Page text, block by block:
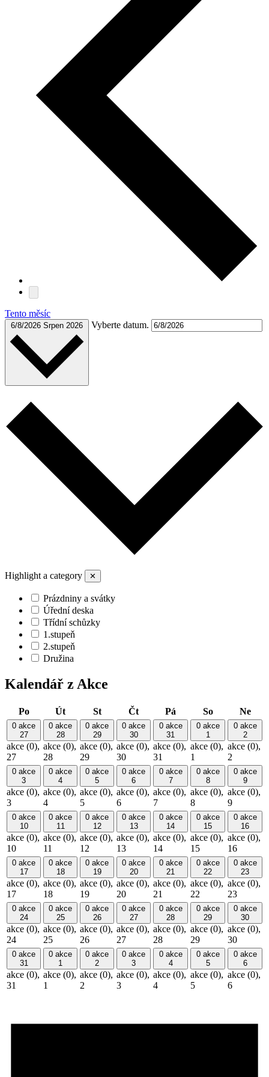
Tento měsíc
6/8/2026 Srpen 2026 Vyberte datum.
Highlight a category ✕
Prázdniny a svátky
Úřední deska
Třídní schůzky
1.stupeň
2.stupeň
Družina
Kalendář z Akce
PoPondělíÚtÚterý StStředa ČtČtvrtekPá SoSobotaNe
0 akce
27
akce (0),
27
0 akce
28
akce (0),
28
0 akce
29
akce (0),
29
0 akce
30
akce (0),
30
0 akce
31
akce (0),
31
0 akce
1
akce (0),
1
0 akce
2
akce (0),
2
0 akce
3
akce (0),
3
0 akce
4
akce (0),
4
0 akce
5
akce (0),
5
0 akce
6
akce (0),
6
0 akce
7
akce (0),
7
0 akce
8
akce (0),
8
0 akce
9
akce (0),
9
0 akce
10
akce (0),
10
0 akce
11
akce (0),
11
0 akce
12
akce (0),
12
0 akce
13
akce (0),
13
0 akce
14
akce (0),
14
0 akce
15
akce (0),
15
0 akce
16
akce (0),
16
0 akce
17
akce (0),
17
0 akce
18
akce (0),
18
0 akce
19
akce (0),
19
0 akce
20
akce (0),
20
0 akce
21
akce (0),
21
0 akce
22
akce (0),
22
0 akce
23
akce (0),
23
0 akce
24
akce (0),
24
0 akce
25
akce (0),
25
0 akce
26
akce (0),
26
0 akce
27
akce (0),
27
0 akce
28
akce (0),
28
0 akce
29
akce (0),
29
0 akce
30
akce (0),
30
0 akce
31
akce (0),
31
0 akce
1
akce (0),
1
0 akce
2
akce (0),
2
0 akce
3
akce (0),
3
0 akce
4
akce (0),
4
0 akce
5
akce (0),
5
0 akce
6
akce (0),
6